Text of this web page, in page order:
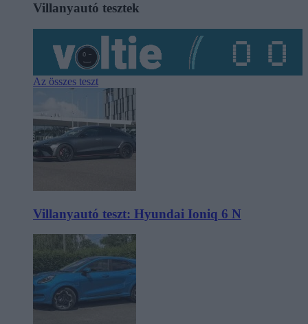
Villanyautó tesztek
Az összes teszt
Villanyautó teszt: Hyundai Ioniq 6 N